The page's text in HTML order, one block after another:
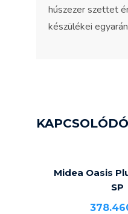
húszezer szettet
készülékei
Midea Oasis
SP